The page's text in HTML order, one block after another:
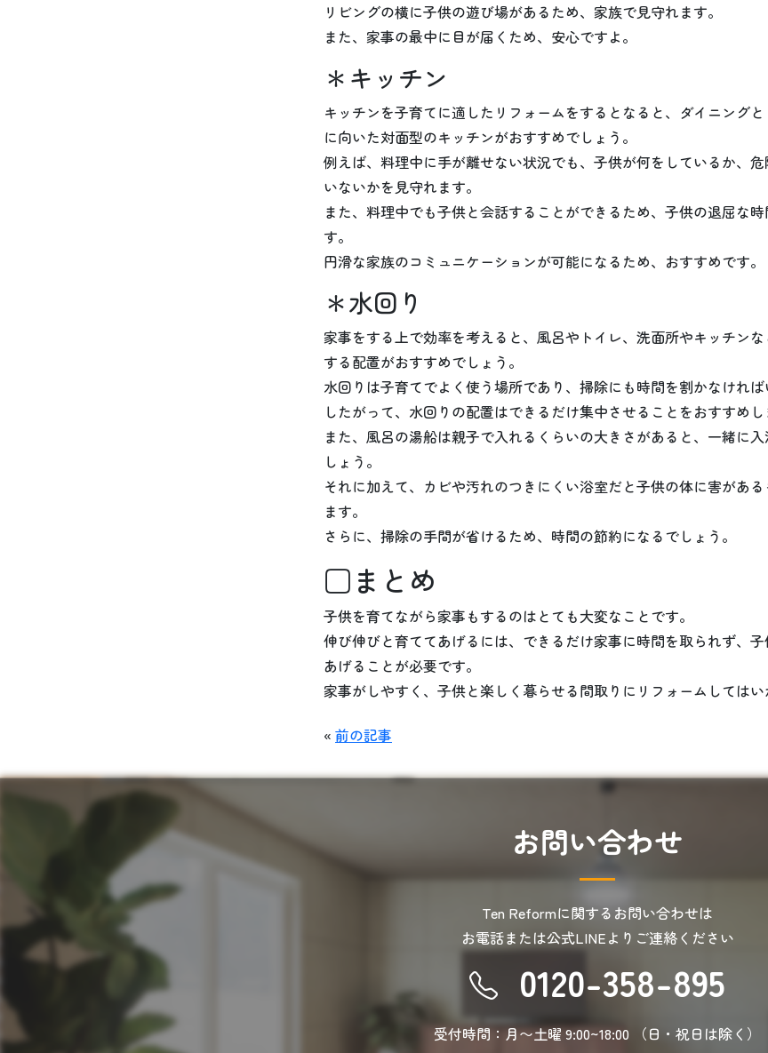
リビングの横に子供の遊び場があるため、家族で見守れます。
また、家事の最中に目が届くため、安心ですよ。
＊キッチン
キッチンを子育てに適したリフォームをするとなると、ダイニング
に向いた対面型のキッチンがおすすめでしょう。
例えば、料理中に手が離せない状況でも、子供が何をしているか、
いないかを見守れます。
また、料理中でも子供と会話することができるため、子供の退屈な
す。
円滑な家族のコミュニケーションが可能になるため、おすすめです。
＊水回り
家事をする上で効率を考えると、風呂やトイレ、洗面所やキッチンな
する配置がおすすめでしょう。
水回りは子育てでよく使う場所であり、掃除にも時間を割かなければ
したがって、水回りの配置はできるだけ集中させることをおすすめし
また、風呂の湯船は親子で入れるくらいの大きさがあると、一緒に
しょう。
それに加えて、カビや汚れのつきにくい浴室だと子供の体に害があ
ます。
さらに、掃除の手間が省けるため、時間の節約になるでしょう。
□まとめ
子供を育てながら家事もするのはとても大変なことです。
伸び伸びと育ててあげるには、できるだけ家事に時間を取られず、
あげることが必要です。
家事がしやすく、子供と楽しく暮らせる間取りにリフォームしてはい
« 前の記事
お問い合わせ
Ten Reformに関するお問い合わせは
お電話または公式LINEより ご連絡ください
0120-358-895
受付時間：月〜土曜 9:00~18:00 （日・祝日は除く）